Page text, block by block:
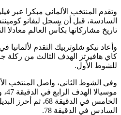
وتقدم المنتخب الألماني مبكرا عبر
السادسة، قبل أن يسجل ليفانو
تاريخ مشاركاتها بكأس العالم معادلا
كاي هافيرتز الهدف الثالث من ركلة
للشوط الأول.
وفي الشوط الثاني، واصل المنتخب
الخامس في الدقيقة
السادس في الدقيقة 78.